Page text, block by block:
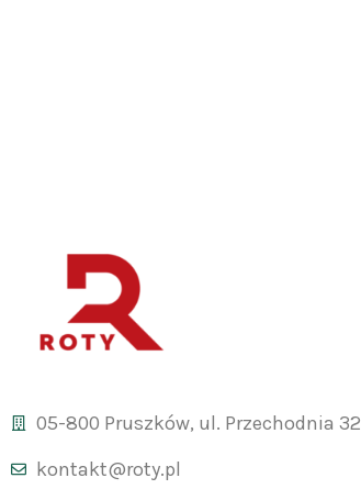
05-800 Pruszków, ul. Przechodnia 32
kontakt@roty.pl